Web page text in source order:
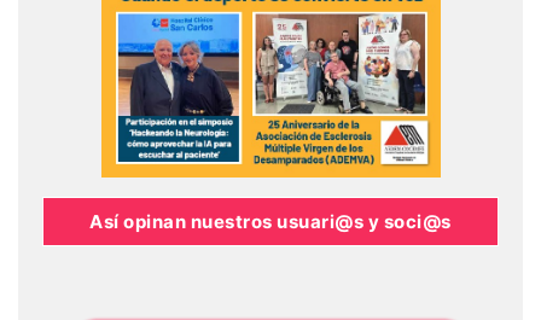
Así opinan nuestros usuari@s y soci@s